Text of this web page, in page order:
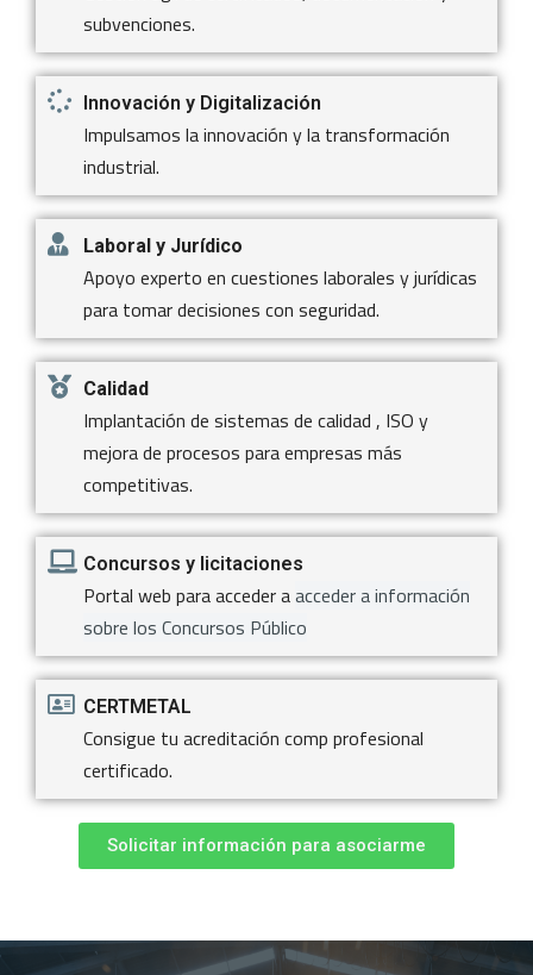
subvenciones.
Innovación y Digitalización
Impulsamos la innovación y la transformación
industrial.
Laboral y Jurídico
Apoyo experto en cuestiones laborales y jurídicas
para tomar decisiones con seguridad.
Calidad
Implantación de sistemas de calidad , ISO y
mejora de procesos para empresas más
competitivas.
Concursos y licitaciones
Portal web para acceder aacceder a información
sobre los Concursos Público
CERTMETAL
Consigue tu acreditación comp profesional
certificado.
Solicitar información para asociarme